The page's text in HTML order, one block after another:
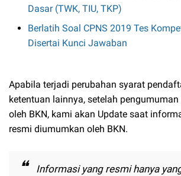
Dasar (TWK, TIU, TKP)
Berlatih Soal CPNS 2019 Tes
Disertai Kunci Jawaban
Apabila terjadi perubahan syarat
ketentuan lainnya, setelah
oleh BKN, kami akan Update saat
resmi diumumkan oleh BKN.
Informasi yang resmi hanya